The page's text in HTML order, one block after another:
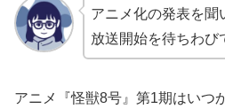
アニメ化の発表を聞
放送開始を待ちわび
アニメ『怪獣8号』第1期はいつ